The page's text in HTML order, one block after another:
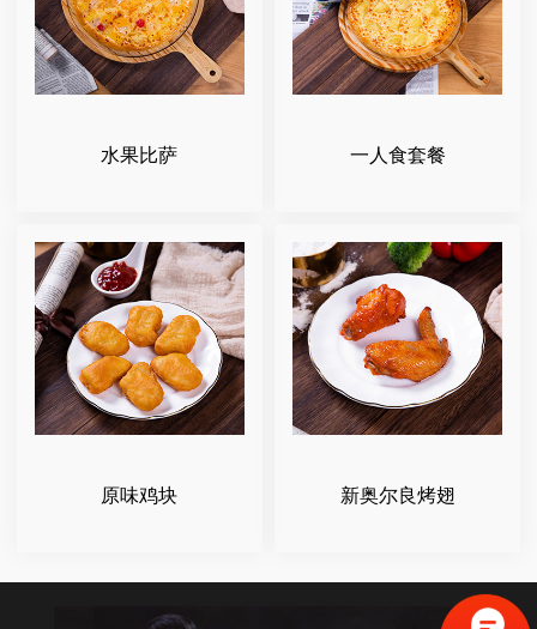
水果比萨 一人食套餐
原味鸡块 新奥尔良烤翅